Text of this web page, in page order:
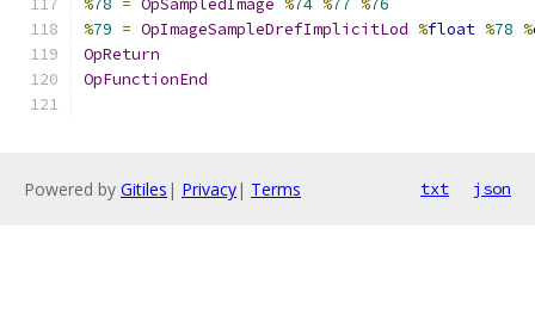
%78 = OpSampledImage %74 %77 %76
%79 = OpImageSampleDrefImplicitLod %float %78 %
OpReturn
OpFunctionEnd
Powered by Gitiles | Privacy| Terms txt json